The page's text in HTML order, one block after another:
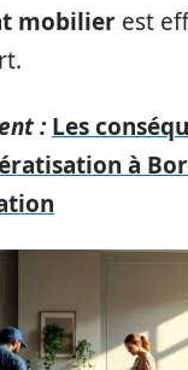
mobilier est
: Les
à